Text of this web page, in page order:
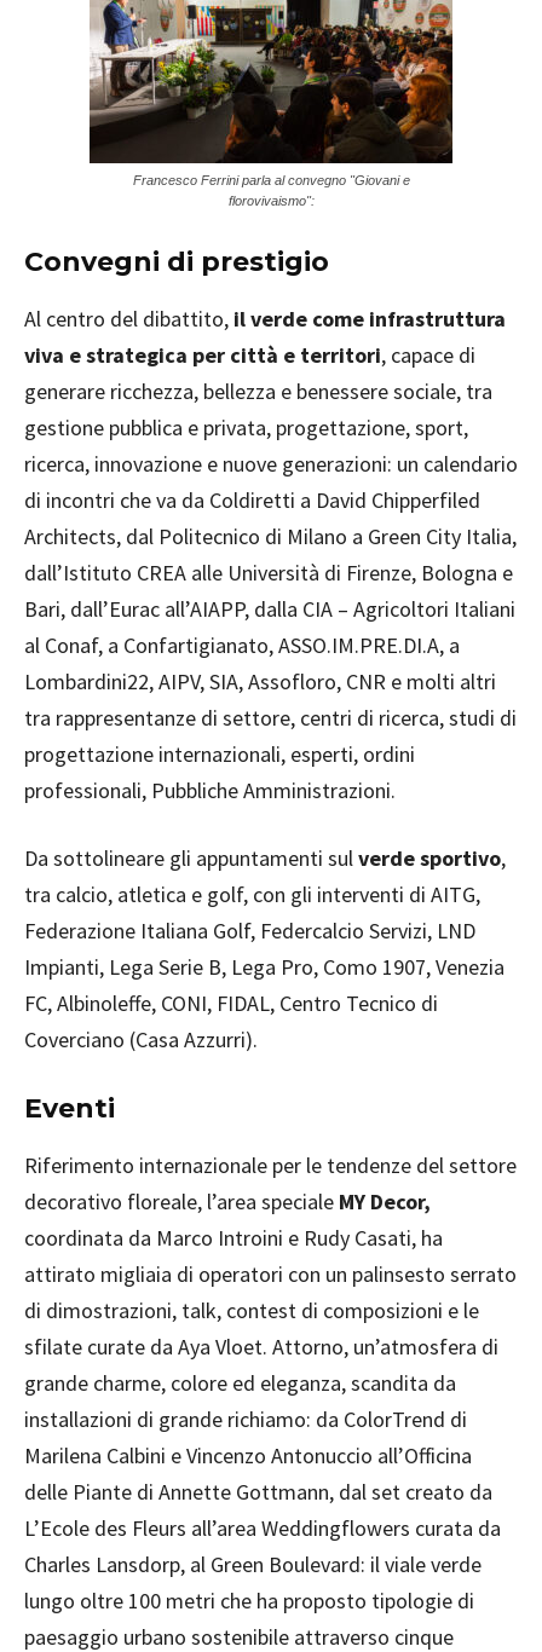
Francesco Ferrini parla al convegno "Giovani e
florovivaismo":
Convegni di prestigio
Al centro del dibattito, il verde come infrastruttura
viva e strategica per città e territori, capace di
generare ricchezza, bellezza e benessere sociale, tra
gestione pubblica e privata, progettazione, sport,
ricerca, innovazione e nuove generazioni: un calendario
di incontri che va da Coldiretti a David Chipperfiled
Architects, dal Politecnico di Milano a Green City Italia,
dall’Istituto CREA alle Università di Firenze, Bologna e
Bari, dall’Eurac all’AIAPP, dalla CIA – Agricoltori Italiani
al Conaf, a Confartigianato, ASSO.IM.PRE.DI.A, a
Lombardini22, AIPV, SIA, Assofloro, CNR e molti altri
tra rappresentanze di settore, centri di ricerca, studi di
progettazione internazionali, esperti, ordini
professionali, Pubbliche Amministrazioni.
Da sottolineare gli appuntamenti sulverde sportivo,
tra calcio, atletica e golf, con gli interventi di AITG,
Federazione Italiana Golf, Federcalcio Servizi, LND
Impianti, Lega Serie B, Lega Pro, Como 1907, Venezia
FC, Albinoleffe, CONI, FIDAL, Centro Tecnico di
Coverciano (Casa Azzurri).
Eventi
Riferimento internazionale per le tendenze del settore
decorativo floreale, l’area speciale MY Decor,
coordinata da Marco Introini e Rudy Casati, ha
attirato migliaia di operatori con un palinsesto serrato
di dimostrazioni, talk, contest di composizioni e le
sfilate curate da Aya Vloet. Attorno, un’atmosfera di
grande charme, colore ed eleganza, scandita da
installazioni di grande richiamo: da ColorTrend di
Marilena Calbini e Vincenzo Antonuccio all’Officina
delle Piante di Annette Gottmann, dal set creato da
L’Ecole des Fleurs all’area Weddingflowers curata da
Charles Lansdorp, al Green Boulevard: il viale verde
lungo oltre 100 metri che ha proposto tipologie di
paesaggio urbano sostenibile attraverso cinque